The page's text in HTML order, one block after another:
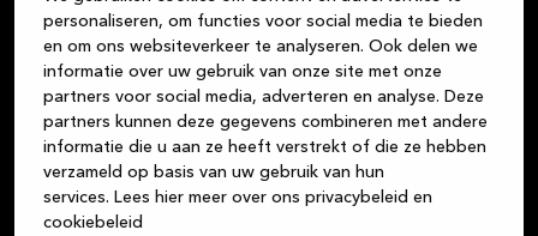
personaliseren, om functies voor social media te bieden
en om ons websiteverkeer te analyseren. Ook delen we
informatie over uw gebruik van onze site met onze
partners voor social media, adverteren en analyse. Deze
partners kunnen deze gegevens combineren met andere
informatie die u aan ze heeft verstrekt of die ze hebben
verzameld op basis van uw gebruik van hun
services. Lees hier meer over ons privacybeleid en
cookiebeleid
duurzame materialen. Wij streven er altijd naar om
uitstekende klantenservice te bieden, vanaf het
moment dat je bij een van onze winkels binnenstapt,
totdat je nieuwe keuken, badkamer of garderobe
helemaal klaar is.
Over Kvik